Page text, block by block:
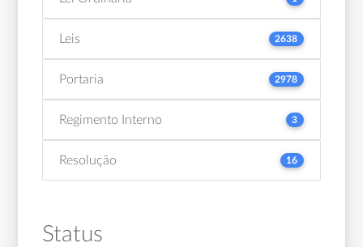
Leis 2638
Portaria 2978
Regimento Interno 3
Resolução 16
Status